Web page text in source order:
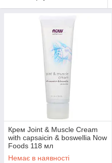
Крем Joint & Muscle Cream
with capsaicin & boswellia Now
Foods 118 мл
Немає в наявності